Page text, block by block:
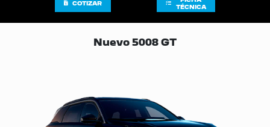
COTIZAR
TÉCNICA
Nuevo 5008 GT